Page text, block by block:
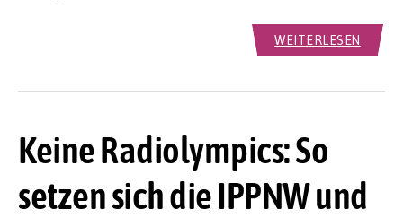
WEITERLESEN
Keine Radiolympics: So
setzen sich die IPPNW und